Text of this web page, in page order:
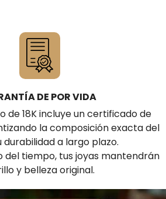
DE POR VIDA
de 18K incluye un certificado de
la composición exacta del
durabilidad a largo plazo.
del tiempo, tus joyas mantendrán
y belleza original.